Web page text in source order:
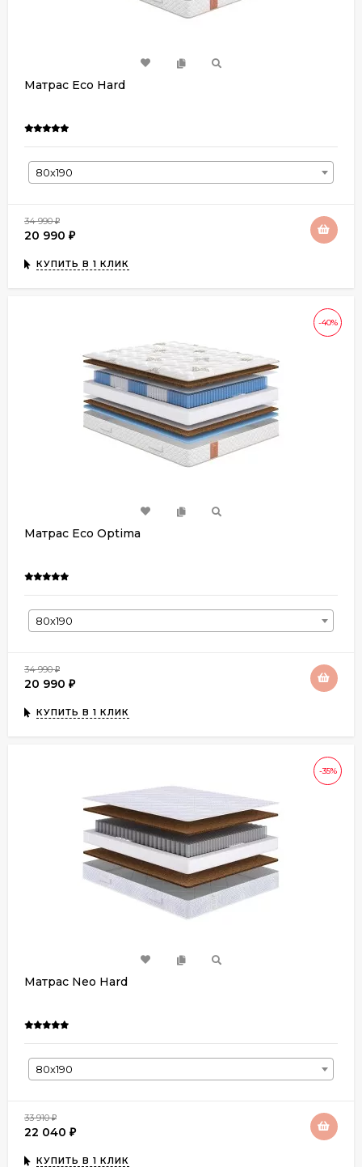
Матрас Eco Hard
80х190
34 990₽
20 990 ₽
КУПИТЬ В 1 КЛИК
-40%
Матрас Eco Optima
80х190
34 990₽
20 990 ₽
КУПИТЬ В 1 КЛИК
-35%
Матрас Neo Hard
80х190
33 910₽
22 040 ₽
КУПИТЬ В 1 КЛИК